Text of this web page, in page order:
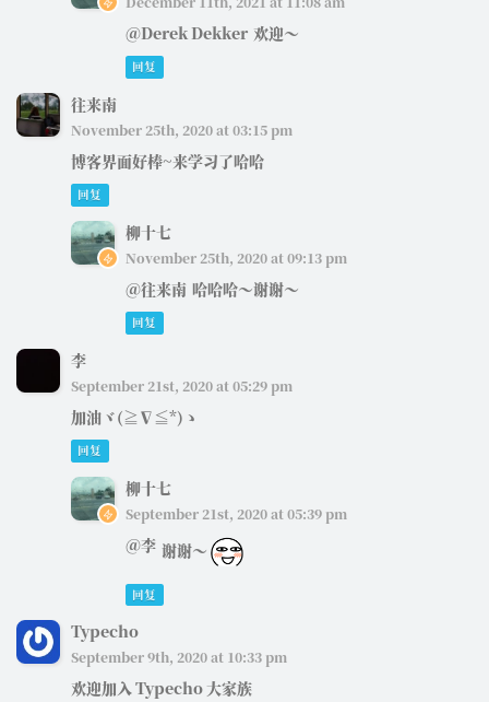
@Derek Dekker 欢迎～
回复
往来南
November 25th, 2020 at 03:15 pm
博客界面好棒~来学习了哈哈
回复
柳十七
November 25th, 2020 at 09:13 pm
@往来南 哈哈哈～谢谢～
回复
李
September 21st, 2020 at 05:29 pm
加油ヾ(≧∇≦*)ゝ
回复
柳十七
September 21st, 2020 at 05:39 pm
@李 谢谢～
回复
Typecho
September 9th, 2020 at 10:33 pm
欢迎加入 Typecho 大家族